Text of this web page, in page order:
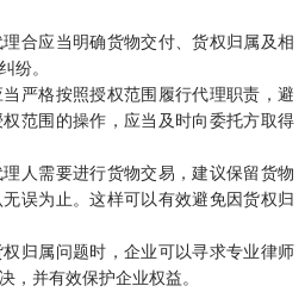
应当明确货物交付、货权归属及相
纷。
格按照授权范围履行代理职责，避
范围的操作，应当及时向委托方取得
需要进行货物交易，建议保留货物
误为止。这样可以有效避免因货权归
属问题时，企业可以寻求专业律师
，并有效保护企业权益。